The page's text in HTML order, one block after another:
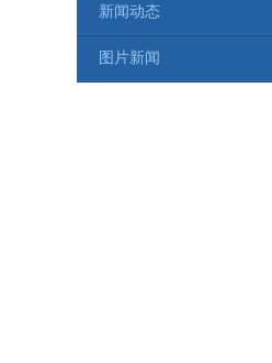
新闻动态
图片新闻